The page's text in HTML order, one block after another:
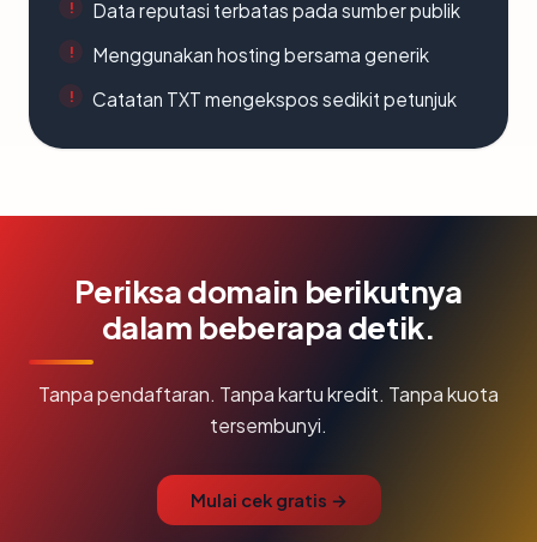
Data reputasi terbatas pada sumber publik
Menggunakan hosting bersama generik
Catatan TXT mengekspos sedikit petunjuk
Periksa domain berikutnya
dalam beberapa detik.
Tanpa pendaftaran. Tanpa kartu kredit. Tanpa kuota
tersembunyi.
Mulai cek gratis →